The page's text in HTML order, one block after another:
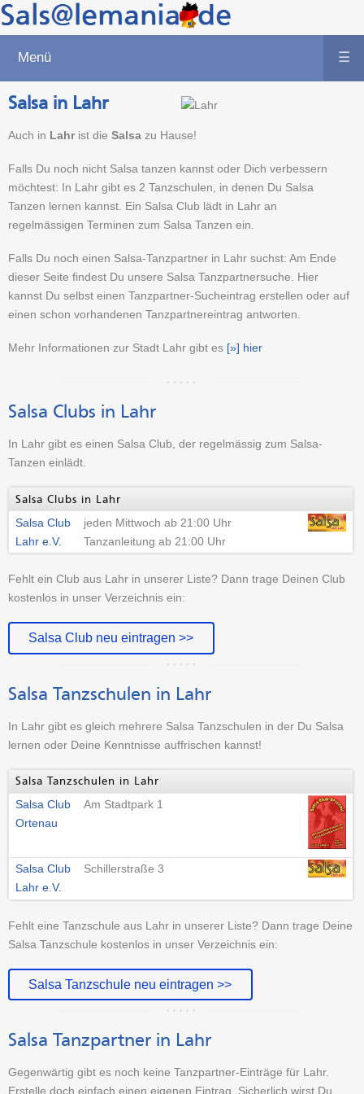
Menü ☰
Salsa in Lahr
Auch in Lahrist die Salsa zu Hause!
Falls Du noch nicht Salsa tanzen kannst oder Dich verbessern
möchtest: In Lahr gibt es 2 Tanzschulen, in denen Du Salsa
Tanzen lernen kannst. Ein Salsa Club lädt in Lahr an
regelmässigen Terminen zum Salsa Tanzen ein.
Falls Du noch einen Salsa-Tanzpartner in Lahr suchst: Am Ende
dieser Seite findest Du unsere Salsa Tanzpartnersuche. Hier
kannst Du selbst einen Tanzpartner-Sucheintrag erstellen oder auf
einen schon vorhandenen Tanzpartnereintrag antworten.
Mehr Informationen zur Stadt Lahr gibt es [»] hier
Salsa Clubs in Lahr
In Lahr gibt es einen Salsa Club, der regelmässig zum Salsa-
Tanzen einlädt.
Salsa Clubs in Lahr
Salsa Club
Lahr e.V.
jeden Mittwoch ab 21:00 Uhr
Tanzanleitung ab 21:00 Uhr
Fehlt ein Club aus Lahr in unserer Liste? Dann trage Deinen Club
kostenlos in unser Verzeichnis ein:
Salsa Club neu eintragen >>
Salsa Tanzschulen in Lahr
In Lahr gibt es gleich mehrere Salsa Tanzschulen in der Du Salsa
lernen oder Deine Kenntnisse auffrischen kannst!
Salsa Tanzschulen in Lahr
Salsa Club
Ortenau
Am Stadtpark 1
Salsa Club
Lahr e.V.
Schillerstraße 3
Fehlt eine Tanzschule aus Lahr in unserer Liste? Dann trage Deine
Salsa Tanzschule kostenlos in unser Verzeichnis ein:
Salsa Tanzschule neu eintragen >>
Salsa Tanzpartner in Lahr
Gegenwärtig gibt es noch keine Tanzpartner-Einträge für Lahr.
Erstelle doch einfach einen eigenen Eintrag. Sicherlich wirst Du